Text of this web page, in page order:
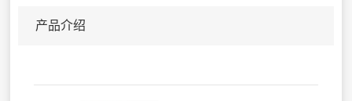
产品介绍